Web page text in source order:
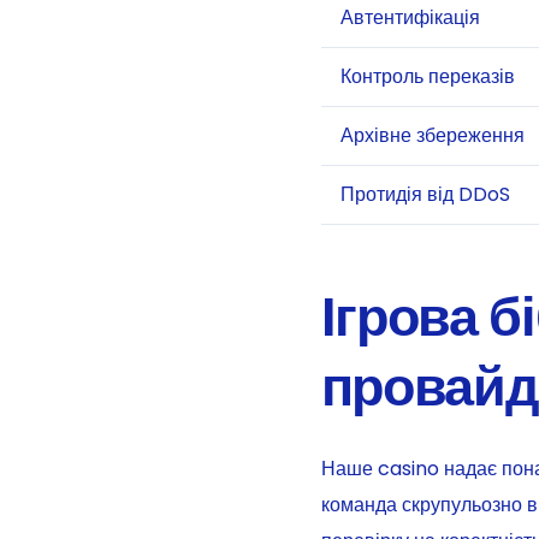
Автентифікація
Контроль переказів
Архівне збереження
Протидія від DDoS
Ігрова
Наше casino надає
команда скрупульозно